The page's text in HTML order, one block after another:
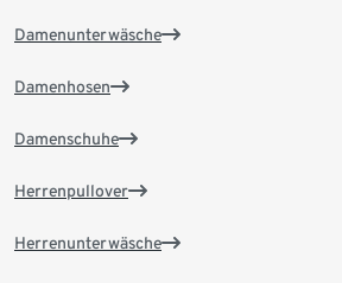
Damenunterwäsche
Damenhosen
Damenschuhe
Herrenpullover
Herrenunterwäsche